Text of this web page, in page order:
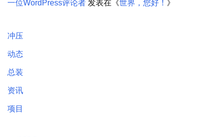
一位WordPress评论者 发表在《世界，您好！ 》
冲压
动态
总装
资讯
项目